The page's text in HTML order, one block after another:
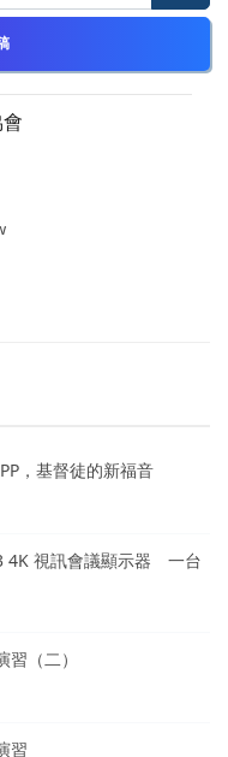
，基督徒的新福音
4K 視訊會議顯示器 一台
（二）
習